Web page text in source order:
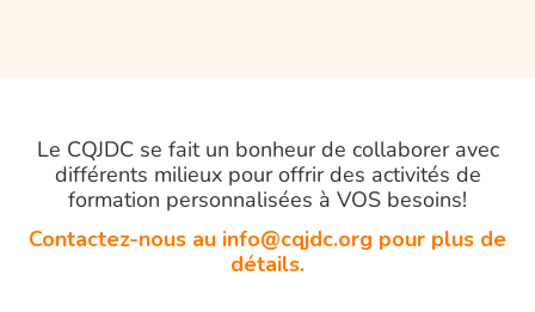
Le CQJDC se fait un bonheur de collaborer avec
différents milieux pour offrir des activités de
formation personnalisées à VOS besoins!
Contactez-nous au info@cqjdc.org pour plus de
détails.